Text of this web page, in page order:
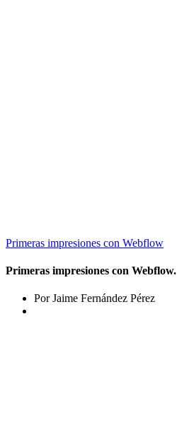
Primeras impresiones con Webflow
Primeras impresiones con Webflow.
Por Jaime Fernández Pérez